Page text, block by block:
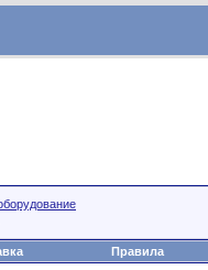
Правила